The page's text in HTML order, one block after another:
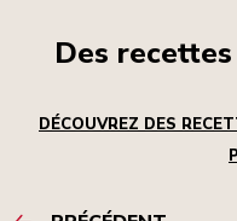
Des
DÉCOUVREZ DES